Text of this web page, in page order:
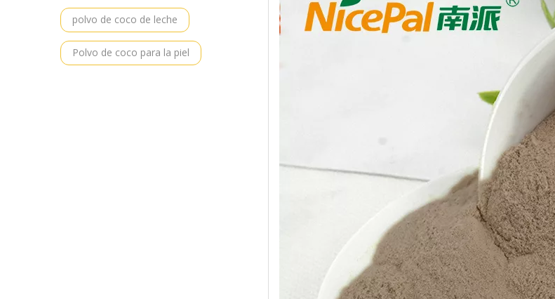
polvo de coco de leche
Polvo de coco para la piel